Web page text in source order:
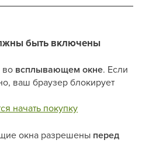
быть включены
во всплывающем окне. Если
ваш браузер блокирует
начать покупку
окна разрешены перед